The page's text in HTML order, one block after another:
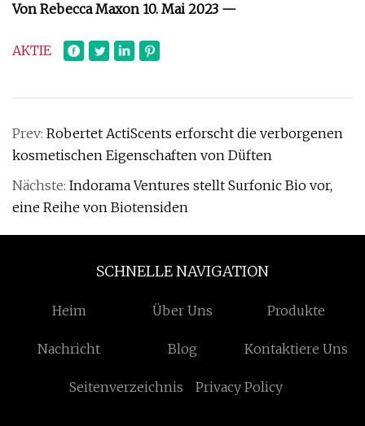
Von Rebecca Maxon 10. Mai 2023 —
AKTIE
Prev: Robertet ActiScents erforscht die verborgenen
kosmetischen Eigenschaften von Düften
Nächste: Indorama Ventures stellt Surfonic Bio vor,
eine Reihe von Biotensiden
SCHNELLE NAVIGATION
Heim Über Uns Produkte
Nachricht Blog Kontaktiere Uns
Seitenverzeichnis Privacy Policy